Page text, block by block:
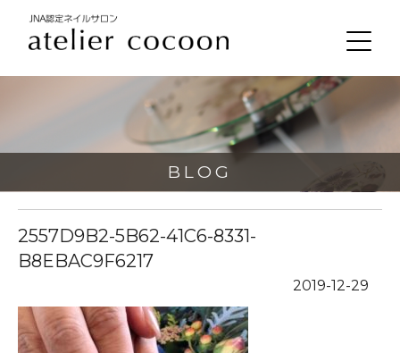
BLOG
2557D9B2-5B62-41C6-8331-
B8EBAC9F6217
2019-12-29